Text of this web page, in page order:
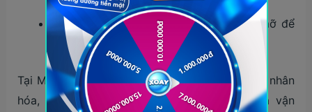
cơ vùng bụng.
Tiêm hoạt chất phá vỡ màng tế bào mỡ để
giảm mỡ dưới da vùng bụng eo.
Tại MedFit, mỗi phác đồ điều trị đều được cá nhân
hóa, kết hợp giữa công nghệ, chế độ ăn và vận